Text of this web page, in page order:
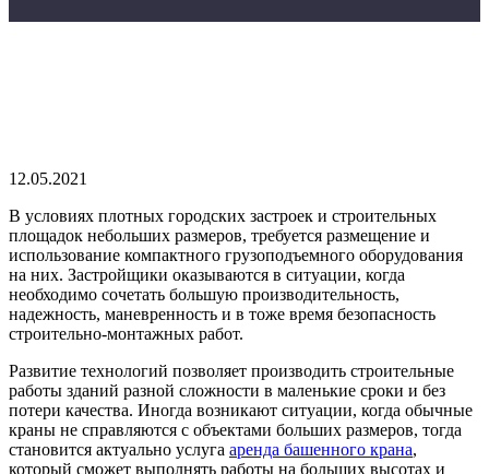
12.05.2021
В условиях плотных городских застроек и строительных
площадок небольших размеров, требуется размещение и
использование компактного грузоподъемного оборудования
на них. Застройщики оказываются в ситуации, когда
необходимо сочетать большую производительность,
надежность, маневренность и в тоже время безопасность
строительно-монтажных работ.
Развитие технологий позволяет производить строительные
работы зданий разной сложности в маленькие сроки и без
потери качества. Иногда возникают ситуации, когда обычные
краны не справляются с объектами больших размеров, тогда
становится актуально услуга аренда башенного крана,
который сможет выполнять работы на больших высотах и